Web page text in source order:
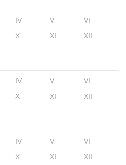
IV V
VI
X XI XII
IV V
VI
X XI XII
IV V
VI
X XI XII